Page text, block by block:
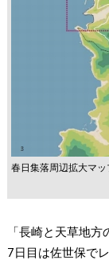
春日集落周辺拡大マ
「長崎と天草地
7日目は佐世保で